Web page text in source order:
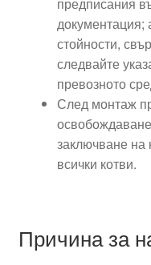
документация;
стойности,
следвайте
превозното
След монтаж
заключване на
всички котви.
Причина за